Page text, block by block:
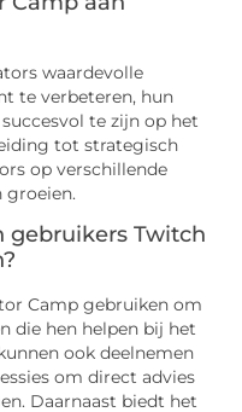
waardevolle
te verbeteren, hun
te zijn op het
tot strategisch
op verschillende
groeien.
gebruikers Twitch
Camp gebruiken om
die hen helpen bij het
ook deelnemen
om direct advies
Daarnaast biedt het